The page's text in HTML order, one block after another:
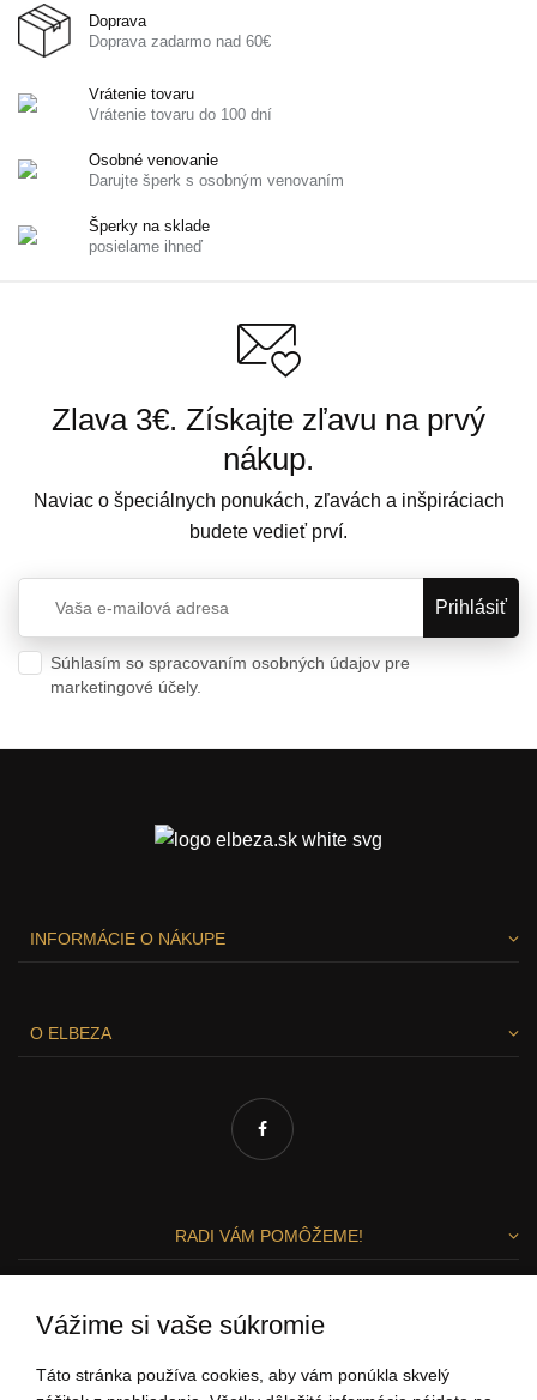
Doprava
Doprava zadarmo nad 60€
Vrátenie tovaru
Vrátenie tovaru do 100 dní
Osobné venovanie
Darujte šperk s osobným venovaním
Šperky na sklade
posielame ihneď
Zlava 3€. Získajte zľavu na prvý
nákup.
Naviac o špeciálnych ponukách, zľavách a inšpiráciach
budete vedieť prví.
Súhlasím so spracovaním osobných údajov pre
marketingové účely.
INFORMÁCIE O NÁKUPE
O ELBEZA
RADI VÁM POMÔŽEME!
Zuzka a Lenka
Vážime si vaše súkromie
Táto stránka používa cookies, aby vám ponúkla skvelý